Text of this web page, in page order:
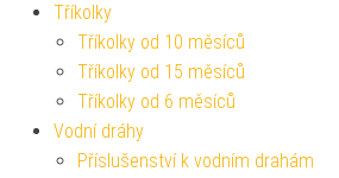
Tříkolky
Tříkolky od 10 měsíců
Tříkolky od 15 měsíců
Tříkolky od 6 měsíců
Vodní dráhy
Příslušenství k vodním drahám